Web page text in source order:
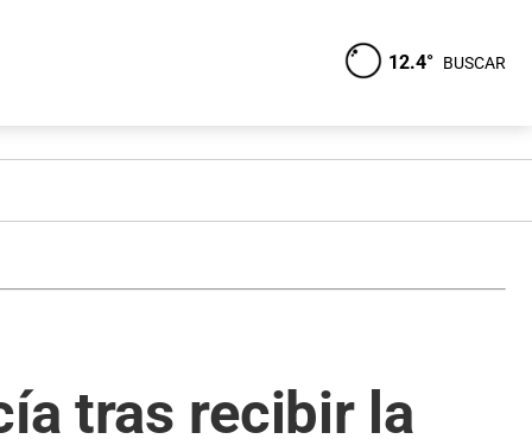
12.4° BUSCAR
tras recibir la